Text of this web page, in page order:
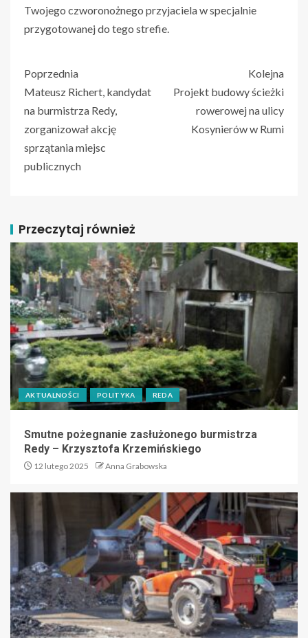
Twojego czworonożnego przyjaciela w specjalnie
przygotowanej do tego strefie.
Poprzednia
Mateusz Richert, kandydat
na burmistrza Redy,
zorganizował akcję
sprzątania miejsc
publicznych
Kolejna
Projekt budowy ścieżki
rowerowej na ulicy
Kosynierów w Rumi
Przeczytaj również
AKTUALNOŚCI POLITYKA REDA
Smutne pożegnanie zasłużonego burmistrza
Redy – Krzysztofa Krzemińskiego
12 lutego 2025 Anna Grabowska